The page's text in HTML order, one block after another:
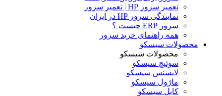
تعمیر سرور HP | تعمیر سرور
نمایندگی سرور HP در ایران
سرور ERP چیست ؟
همه راهنمای خرید سرور
محصولات سیسکو
محصولات سیسکو
سوئیچ سیسکو
لایسنس سیسکو
ماژول سیسکو
کابل سیسکو